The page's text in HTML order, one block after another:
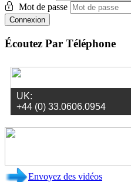
Mot de passe
Connexion
Écoutez Par Téléphone
UK:
+44 (0) 33.0606.0954
Envoyez des vidéos